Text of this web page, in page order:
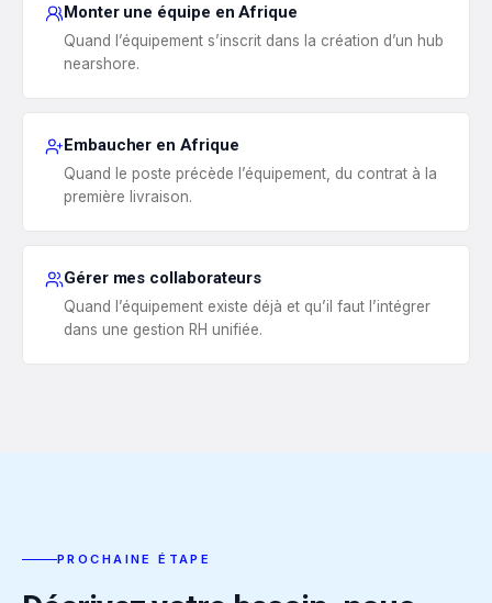
Monter une équipe en Afrique
Quand l’équipement s’inscrit dans la création d’un hub
nearshore.
Embaucher en Afrique
Quand le poste précède l’équipement, du contrat à la
première livraison.
Gérer mes collaborateurs
Quand l’équipement existe déjà et qu’il faut l’intégrer
dans une gestion RH unifiée.
PROCHAINE ÉTAPE